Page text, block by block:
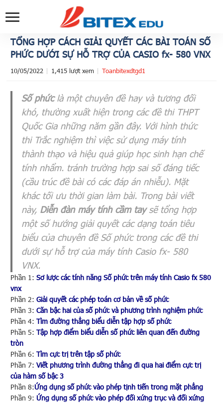
TỔNG HỢP CÁCH GIẢI QUYẾT CÁC BÀI TOÁN SỐ
PHỨC DƯỚI SỰ HỖ TRỢ CỦA CASIO fx- 580 VNX
10/05/2022 1,415 lượt xem Toanbitexdtgd1
Số phứclà một chuyên đề hay và tương đối
khó, thường xuất hiện trong các đề thi THPT
Quốc Gia những năm gần đây. Với hình thức
thi Trắc nghiệm thì việc sử dụng máy tính
thành thạo và hiệu quả giúp học sinh hạn chế
tính nhẩm. tránh trường hợp sai số đáng tiếc
(cầu trúc đề bài có các đáp án nhiễu). Mặt
khác tối ưu thời gian làm bài. Trong bài viết
này, Diễn đàn máy tínhcầm taysẽ tổng hợp
một số hướng giải quyết các dạng toán tiêu
biểu của chuyên đề Số phức trong các đề thi
dưới sự hỗ trợ của máy tính Casio fx- 580
VNX.
Phần 1:Sơ lược các tính năng Số phức trên máy tính Casio fx 580
vnx
Phần 2:Giải quyết các phép toán cơ bản về số phức
Phần 3:Căn bậc hai của số phức và phương trình nghiệm phức
Phần 4:Tìm đường thẳng biểu diễn tập hợp số phức
Phần 5: Tập hợp điểm biểu diễn số phức liên quan đến đường
tròn
Phần 6: Tìm cực trị trên tập số phức
Phần 7:Viết phương trình đường thẳng đi qua hai điểm cực trị
của hàm số bậc 3
Phần 8:Ứng dụng số phức vào phép tịnh tiến trong mặt phẳng
Phần 9: Ứng dụng số phức vào phép đối xứng trục và đối xứng